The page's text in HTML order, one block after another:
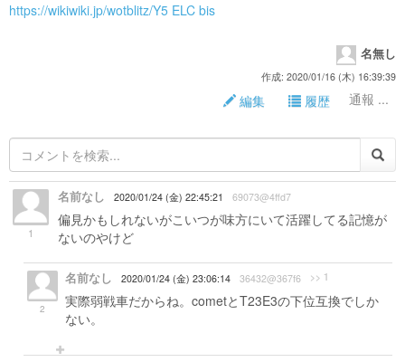
https://wikiwiki.jp/wotblitz/Y5 ELC bis
名無し
作成: 2020/01/16 (木) 16:39:39
編集 履歴 通報 ...
1
名前なし 2020/01/24 (金) 22:45:21 69073@4ffd7
偏見かもしれないがこいつが味方にいて活躍してる記憶が
ないのやけど
2
名前なし 2020/01/24 (金) 23:06:14 36432@367f6 >> 1
実際弱戦車だからね。cometとT23E3の下位互換でしか
ない。